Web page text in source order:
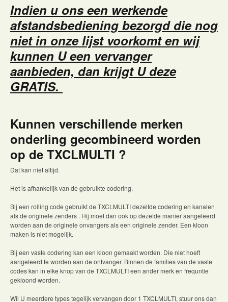
Indien u ons een werkende
afstandsbediening bezorgd die nog
niet in onze lijst voorkomt en wij
kunnen U een vervanger
aanbieden, dan krijgt U deze
GRATIS.
Kunnen verschillende merken
onderling gecombineerd worden
op de TXCLMULTI ?
Dat kan niet altijd.
Het is afhankelijk van de gebruikte codering.
Bij een rolling code gebruikt de TXCLMULTI dezelfde codering en kanalen
als de originele zenders . Hij moet dan ook op dezefde manier aangeleerd
worden aan de originele onvangers als een originele zender. Een kloon
maken is niet mogelijk.
Bij een vaste codering kan een kloon gemaakt worden. Die niet hoeft
aangeleerd te worden aan de ontvanger. Binnen de families van de vaste
codes kan in elke knop van de TXCLMULTI een ander merk en frequntie
gekloond worden.
Wil U meerdere types tegelijk vervangen door 1 TXCLMULTI, stuur ons dan